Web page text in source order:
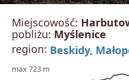
Miejscowość:
pobliżu: Myślenice
region: Beskidy,
max 723 m